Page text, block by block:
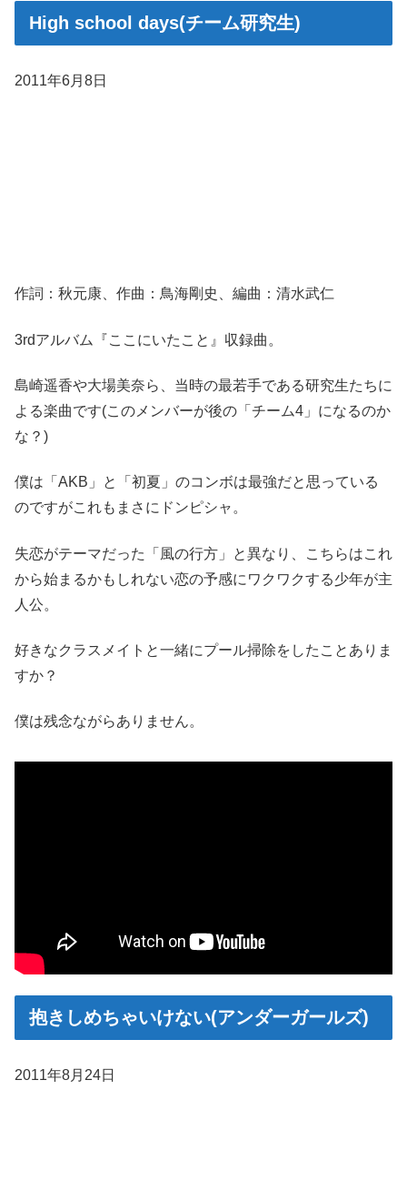
High school days(チーム研究生)
2011年6月8日
作詞：秋元康、作曲：鳥海剛史、編曲：清水武仁
3rdアルバム『ここにいたこと』収録曲。
島崎遥香や大場美奈ら、当時の最若手である研究生たちに
よる楽曲です(このメンバーが後の「チーム4」になるのか
な？)
僕は「AKB」と「初夏」のコンボは最強だと思っている
のですがこれもまさにドンピシャ。
失恋がテーマだった「風の行方」と異なり、こちらはこれ
から始まるかもしれない恋の予感にワクワクする少年が主
人公。
好きなクラスメイトと一緒にプール掃除をしたことありま
すか？
僕は残念ながらありません。
抱きしめちゃいけない(アンダーガールズ)
2011年8月24日